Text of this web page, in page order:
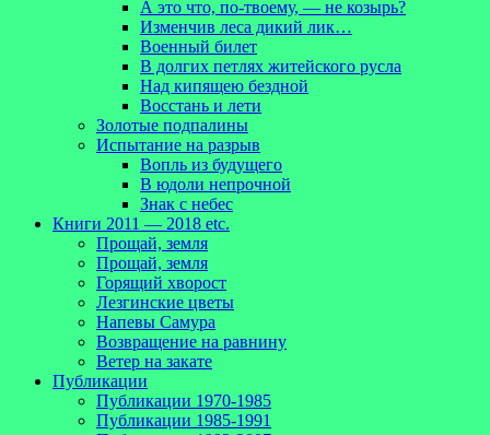
А это что, по-твоему, — не козырь?
Изменчив леса дикий лик…
Военный билет
В долгих петлях житейского русла
Над кипящею бездной
Восстань и лети
Золотые подпалины
Испытание на разрыв
Вопль из будущего
В юдоли непрочной
Знак с небес
Книги 2011 — 2018 etc.
Прощай, земля
Прощай, земля
Горящий хворост
Лезгинские цветы
Напевы Самура
Возвращение на равнину
Ветер на закате
Публикации
Публикации 1970-1985
Публикации 1985-1991